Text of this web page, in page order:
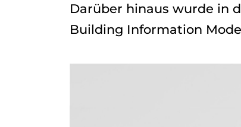
Darüber hinaus wurde in
Building Information